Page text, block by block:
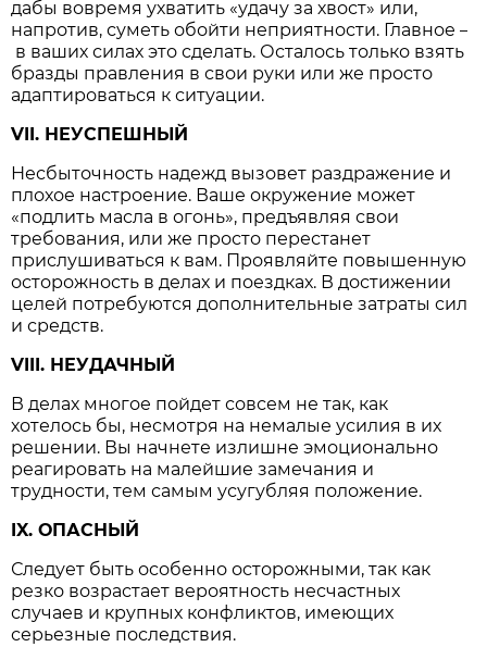
дабы вовремя ухватить «удачу за хвост» или,
напротив, суметь обойти неприятности. Главное–
в ваших силах это сделать. Осталось только взять
бразды правления в свои руки или же просто
адаптироваться к ситуации.
VII. НЕУСПЕШНЫЙ
Несбыточность надежд вызовет раздражение и
плохое настроение. Ваше окружение может
«подлить масла в огонь», предъявляя свои
требования, или же просто перестанет
прислушиваться к вам. Проявляйте повышенную
осторожность в делах и поездках. В достижении
целей потребуются дополнительные затраты сил
и средств.
VIII. НЕУДАЧНЫЙ
В делах многое пойдет совсем не так, как
хотелось бы, несмотря на немалые усилия в их
решении. Вы начнете излишне эмоционально
реагировать на малейшие замечания и
трудности, тем самым усугубляя положение.
IX. ОПАСНЫЙ
Следует быть особенно осторожными, так как
резко возрастает вероятность несчастных
случаев и крупных конфликтов, имеющих
серьезные последствия.